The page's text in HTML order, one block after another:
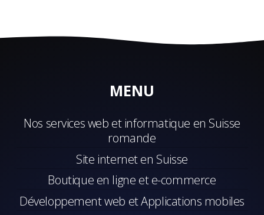
MENU
Nos services web et informatique en Suisse
romande
Site internet en Suisse
Boutique en ligne et e-commerce
Développement web et Applications mobiles